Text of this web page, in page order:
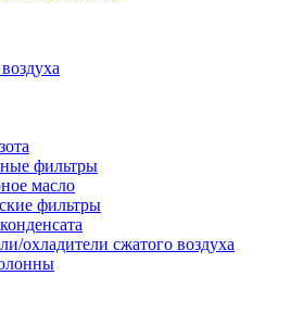
фильтры
масло
фильтры
охладители сжатого воздуха